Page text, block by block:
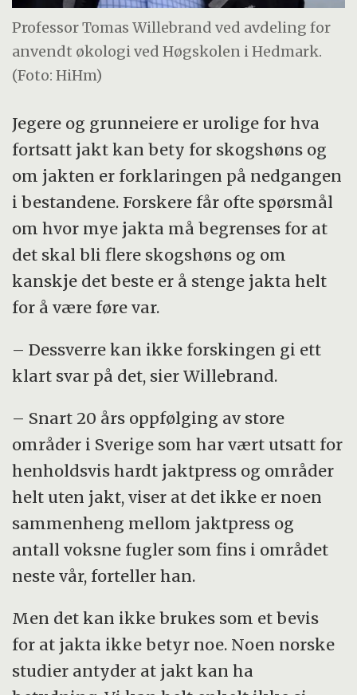
Professor Tomas Willebrand ved avdeling for
anvendt økologi ved Høgskolen i Hedmark.
(Foto: HiHm)
Jegere og grunneiere er urolige for hva
fortsatt jakt kan bety for skogshøns og
om jakten er forklaringen på nedgangen
i bestandene. Forskere får ofte spørsmål
om hvor mye jakta må begrenses for at
det skal bli flere skogshøns og om
kanskje det beste er å stenge jakta helt
for å være føre var.
– Dessverre kan ikke forskingen gi ett
klart svar på det, sier Willebrand.
– Snart 20 års oppfølging av store
områder i Sverige som har vært utsatt for
henholdsvis hardt jaktpress og områder
helt uten jakt, viser at det ikke er noen
sammenheng mellom jaktpress og
antall voksne fugler som fins i området
neste vår, forteller han.
Men det kan ikke brukes som et bevis
for at jakta ikke betyr noe. Noen norske
studier antyder at jakt kan ha